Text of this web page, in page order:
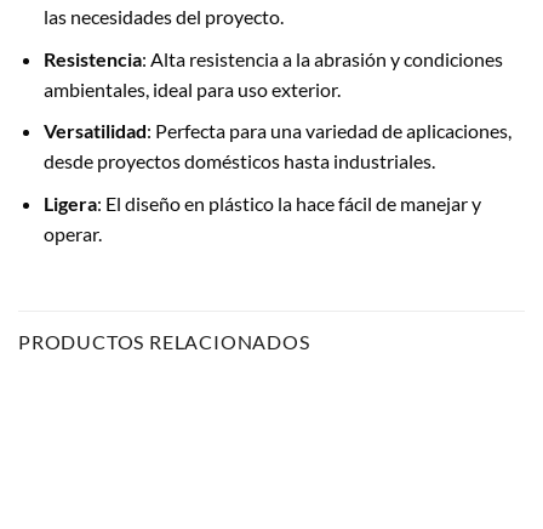
las necesidades del proyecto.
Resistencia: Alta resistencia a la abrasión y condiciones
ambientales, ideal para uso exterior.
Versatilidad: Perfecta para una variedad de aplicaciones,
desde proyectos domésticos hasta industriales.
Ligera: El diseño en plástico la hace fácil de manejar y
operar.
PRODUCTOS RELACIONADOS